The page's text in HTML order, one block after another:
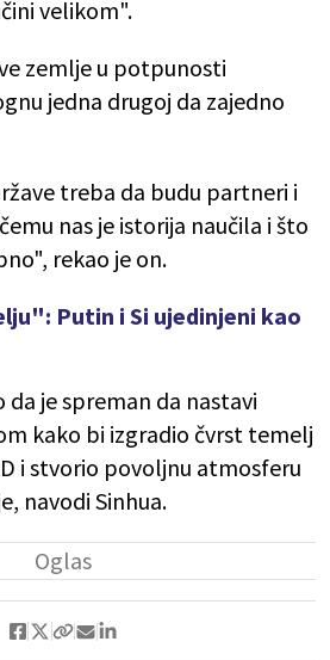
velikom".
zemlje u potpunosti
jedna drugoj da zajedno
treba da budu partneri i
nas je istorija naučila i što
rekao je on.
Putin i Si ujedinjeni kao
da je spreman da nastavi
kako bi izgradio čvrst temelj
i stvorio povoljnu atmosferu
navodi Sinhua.